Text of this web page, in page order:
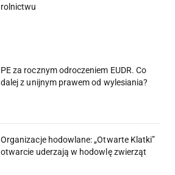
rolnictwu
PE za rocznym odroczeniem EUDR. Co
dalej z unijnym prawem od wylesiania?
Organizacje hodowlane: „Otwarte Klatki”
otwarcie uderzają w hodowlę zwierząt